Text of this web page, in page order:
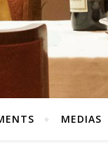
MEDIAS